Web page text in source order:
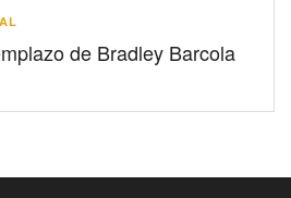
de Bradley Barcola